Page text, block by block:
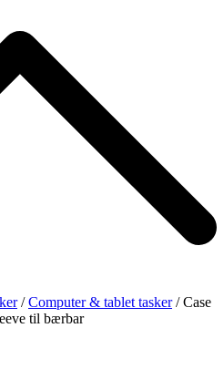
/Computer & tablet tasker/ Case
til bærbar